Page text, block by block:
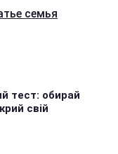
семья
тест: обирай
свій